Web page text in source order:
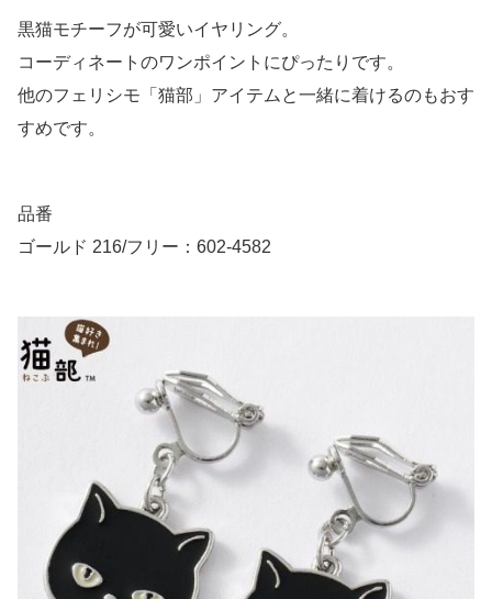
黒猫モチーフが可愛いイヤリング。
コーディネートのワンポイントにぴったりです。
他のフェリシモ「猫部」アイテムと一緒に着けるのもおす
すめです。
品番
ゴールド 216/フリー：602-4582